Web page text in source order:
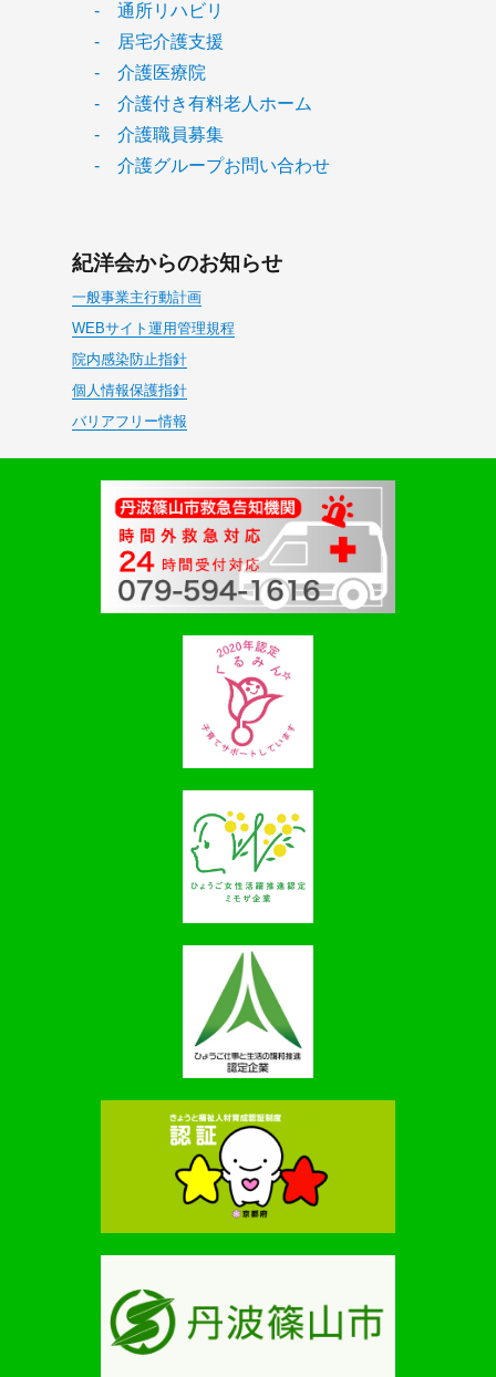
- 通所リハビリ
- 居宅介護支援
- 介護医療院
- 介護付き有料老人ホーム
- 介護職員募集
- 介護グループお問い合わせ
紀洋会からのお知らせ
一般事業主行動計画
WEBサイト運用管理規程
院内感染防止指針
個人情報保護指針
バリアフリー情報